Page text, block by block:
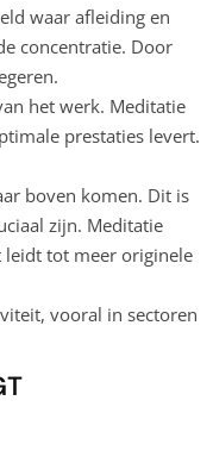
waar afleiding en
concentratie. Door
het werk. Meditatie
prestaties levert.
boven komen. Dit is
zijn. Meditatie
leidt tot meer originele
vooral in sectoren